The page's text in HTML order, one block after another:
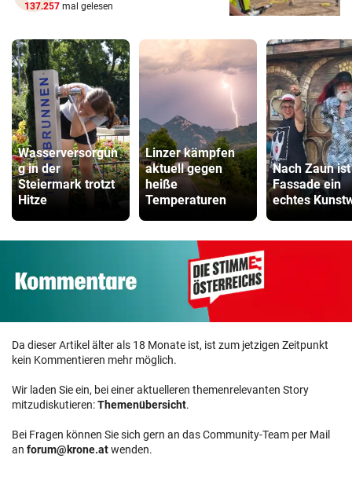
137.257 mal gelesen
Wasserversorgun
g in der
Steiermark trotzt
Hitze
Linzer kämpfen
aktuell gegen
heiße
Temperaturen
Nach Zaun
Fassade ein
echtes
Da dieser Artikel älter als 18 Monate ist, ist zum jetzigen Zeitpunkt
kein Kommentieren mehr möglich.
Wir laden Sie ein, bei einer aktuelleren themenrelevanten Story
mitzudiskutieren:Themenübersicht.
Bei Fragen können Sie sich gern an das Community-Team per Mail
an forum@krone.atwenden.